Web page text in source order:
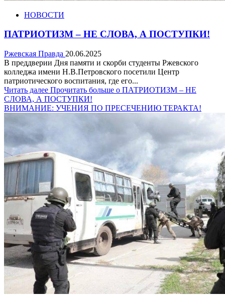
НОВОСТИ
ПАТРИОТИЗМ – НЕ СЛОВА, А ПОСТУПКИ!
Ржевская Правда 20.06.2025
В преддверии Дня памяти и скорби студенты Ржевского
колледжа имени Н.В.Петровского посетили Центр
патриотического воспитания, где его...
Читать далее Прочитать больше о ПАТРИОТИЗМ – НЕ
СЛОВА, А ПОСТУПКИ!
ВНИМАНИЕ: УЧЕНИЯ ПО ПРЕСЕЧЕНИЮ ТЕРАКТА!